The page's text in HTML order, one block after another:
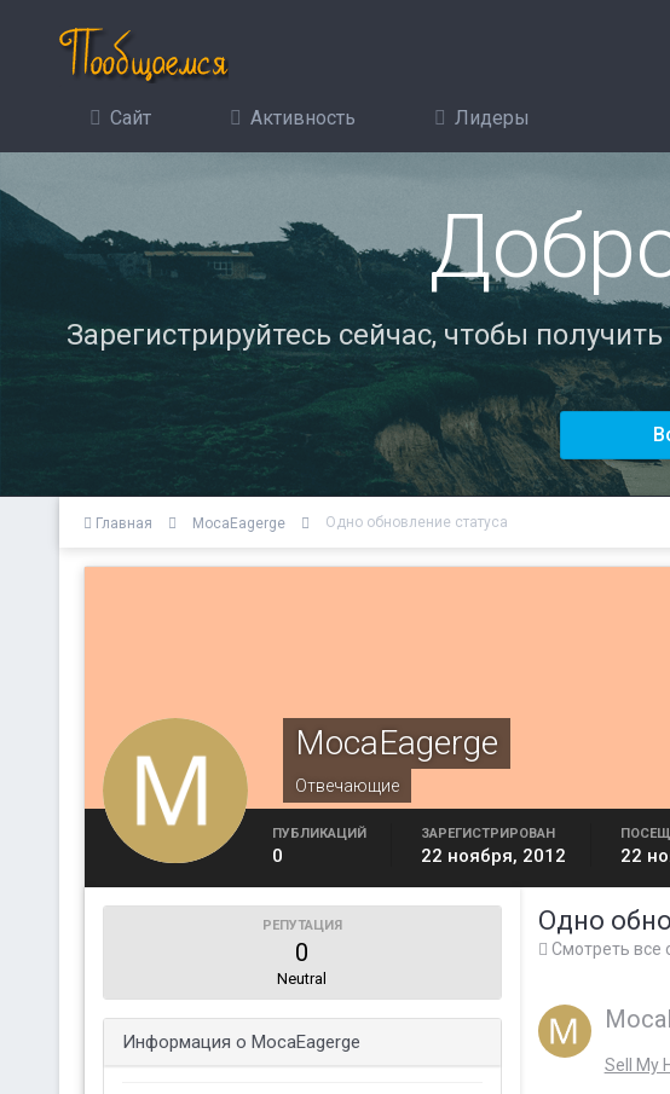
Сайт Активность Лидеры
Зарегистрируйтесь сейчас, чтобы
Главная MocaEagerge Одно обновление статуса
MocaEagerge
Отвечающие
ПУБЛИКАЦИЙ
0
ЗАРЕГИСТРИРОВАН
22 ноября, 2012 22
РЕПУТАЦИЯ
0
Neutral
Информация о MocaEagerge
Одно
Смотреть все
Sell My